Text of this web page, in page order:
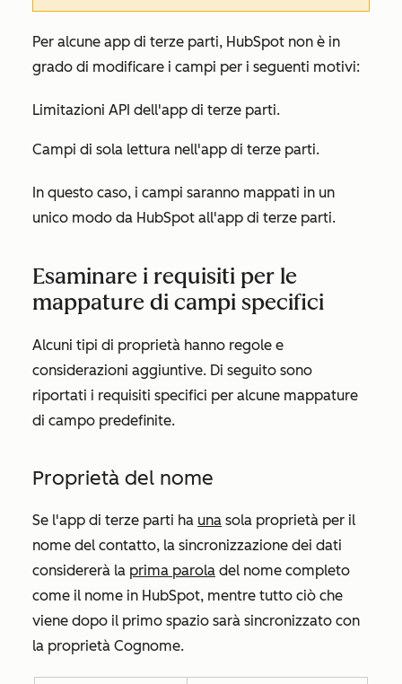
Per alcune app di terze parti, HubSpot non è in
grado di modificare i campi per i seguenti motivi:
Limitazioni API dell'app di terze parti.
Campi di sola lettura nell'app di terze parti.
In questo caso, i campi saranno mappati in un
unico modo da HubSpot all'app di terze parti.
Esaminare i requisiti per le
mappature di campi specifici
Alcuni tipi di proprietà hanno regole e
considerazioni aggiuntive. Di seguito sono
riportati i requisiti specifici per alcune mappature
di campo predefinite.
Proprietà del nome
Se l'app di terze parti ha una sola proprietà per il
nome del contatto, la sincronizzazione dei dati
considererà la prima parola del nome completo
come il nome in HubSpot, mentre tutto ciò che
viene dopo il primo spazio sarà sincronizzato con
la proprietà Cognome.